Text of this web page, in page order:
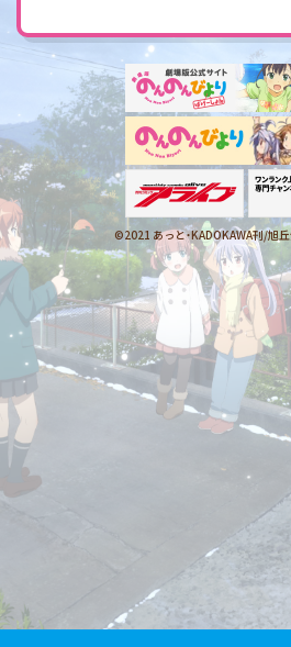
©2021 あっと・KADOKAWA刊/旭